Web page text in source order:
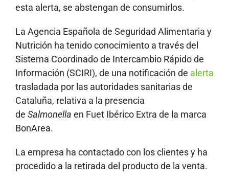
esta alerta, se abstengan de consumirlos.
La Agencia Española de Seguridad Alimentaria y
Nutrición ha tenido conocimiento a través del
Sistema Coordinado de Intercambio Rápido de
Información (SCIRI), de una notificación de alerta
trasladada por las autoridades sanitarias de
Cataluña, relativa a la presencia
de Salmonella en Fuet Ibérico Extra de la marca
BonArea.
La empresa ha contactado con los clientes y ha
procedido a la retirada del producto de la venta.